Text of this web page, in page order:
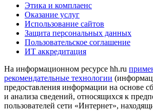
Этика и комплаенс
Оказание услуг
Использование сайтов
Защита персональных данных
Пользовательское соглашение
ИТ аккредитация
На информационном ресурсе hh.ru
рекомендательные технологии
предоставления информации на основе
и анализа сведений, относящихся к
пользователей сети «Интернет»,